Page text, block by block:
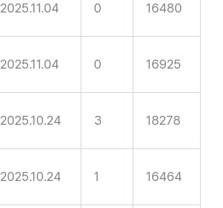
2025.11.04 0 16480
2025.11.04 0 16925
2025.10.24 3 18278
2025.10.24 1 16464